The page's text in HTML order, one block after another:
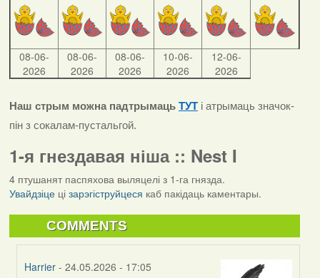
08-06-
2026
08-06-
2026
08-06-
2026
10-06-
2026
12-06-
2026
Наш стрым можна падтрымаць ТУТ і атрымаць значок-
пін з сокалам-пустальгой.
1-я гнездавая ніша :: Nest I
4 птушанят паспяхова выляцелі з 1-га гнязда.
Увайдзіцеці зарэгіструйцеся каб пакідаць каментары.
COMMENTS
Harrier - 24.05.2026 - 17:05